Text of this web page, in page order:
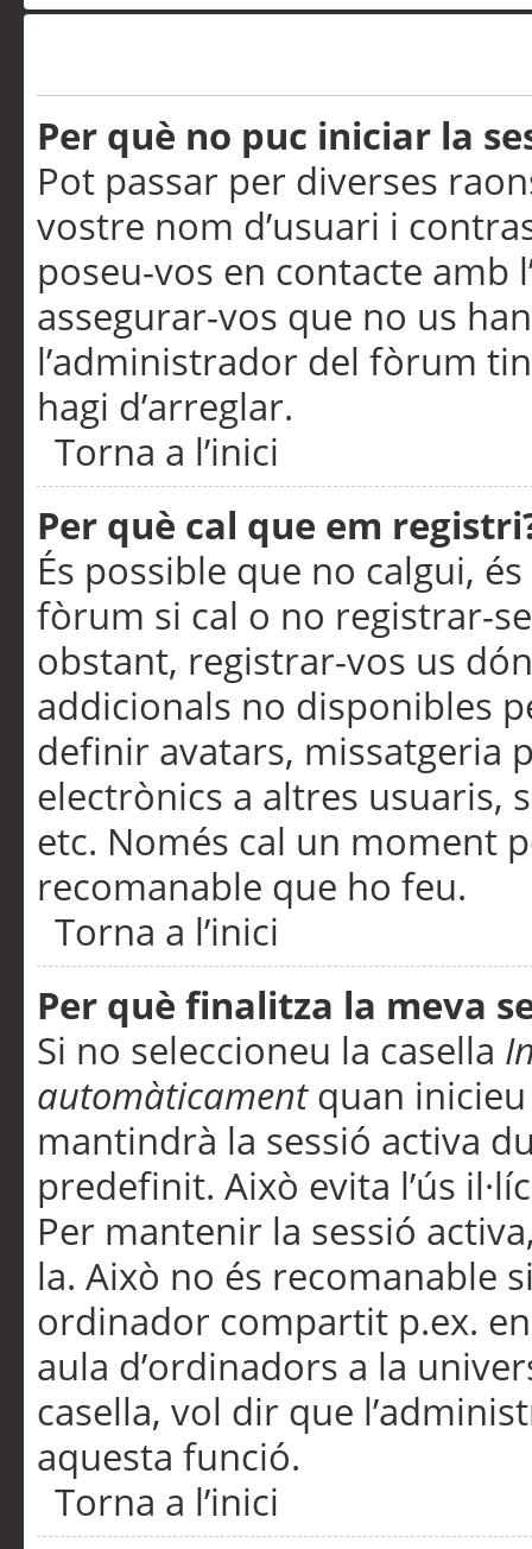
Per què no puc iniciar la
Pot passar per diverses
vostre nom d’usuari i
poseu-vos en contacte
assegurar-vos que no us
l’administrador del fòrum
hagi d’arreglar.
Torna a l’inici
Per què cal que em
És possible que no calgui,
fòrum si cal o no registrar-
obstant, registrar-vos us
addicionals no disponibles
definir avatars, missatgeria
electrònics a altres usuaris,
etc. Només cal un moment
recomanable que ho feu.
Torna a l’inici
Per què finalitza la meva
Si no seleccioneu la casella
automàticamentquan inicieu
mantindrà la sessió activa
predefinit. Això evita l’ús
Per mantenir la sessió
la. Això no és recomanable
ordinador compartit p.ex.
aula d’ordinadors a la
casella, vol dir que
aquesta funció.
Torna a l’inici